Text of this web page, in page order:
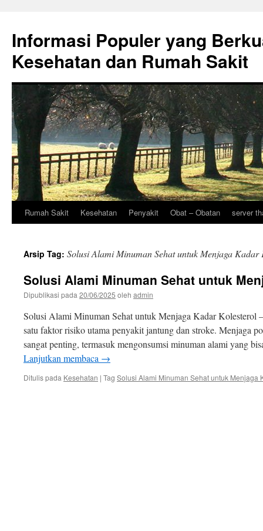
Informasi Populer yang
Kesehatan dan Rumah Sakit
Langsung
Rumah Sakit Kesehatan Penyakit Obat – Obatan server
Arsip Tag: Solusi Alami Minuman Sehat untuk Menjaga Kadar
Solusi Alami Minuman Sehat untuk
Dipublikasi pada 20/06/2025 oleh admin
Solusi Alami Minuman Sehat untuk Menjaga Kadar Kolesterol
satu faktor risiko utama penyakit jantung dan stroke. Menjaga
sangat penting, termasuk mengonsumsi minuman alami yang
Lanjutkan membaca →
Ditulis pada Kesehatan | Tag Solusi Alami Minuman Sehat untuk Menjaga